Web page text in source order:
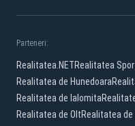
Parteneri:
Realitatea.NETRealitatea
Realitatea de Hunedoara
Realitatea de Ialomita
Realitatea de OltRealitatea